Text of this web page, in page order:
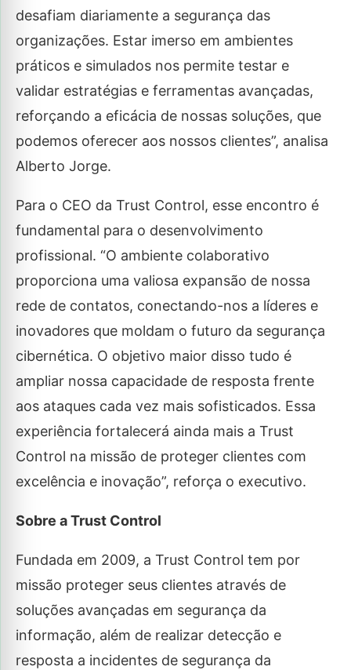
desafiam diariamente a segurança das
organizações. Estar imerso em ambientes
práticos e simulados nos permite testar e
validar estratégias e ferramentas avançadas,
reforçando a eficácia de nossas soluções, que
podemos oferecer aos nossos clientes”, analisa
Alberto Jorge.
Para o CEO da Trust Control, esse encontro é
fundamental para o desenvolvimento
profissional. “O ambiente colaborativo
proporciona uma valiosa expansão de nossa
rede de contatos, conectando-nos a líderes e
inovadores que moldam o futuro da segurança
cibernética. O objetivo maior disso tudo é
ampliar nossa capacidade de resposta frente
aos ataques cada vez mais sofisticados. Essa
experiência fortalecerá ainda mais a Trust
Control na missão de proteger clientes com
excelência e inovação”, reforça o executivo.
Sobre a Trust Control
Fundada em 2009, a Trust Control tem por
missão proteger seus clientes através de
soluções avançadas em segurança da
informação, além de realizar detecção e
resposta a incidentes de segurança da